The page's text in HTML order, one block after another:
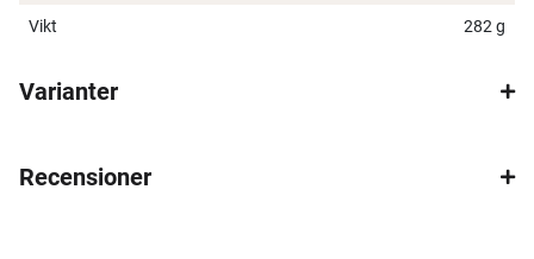
Vikt 282 g
Varianter
Recensioner